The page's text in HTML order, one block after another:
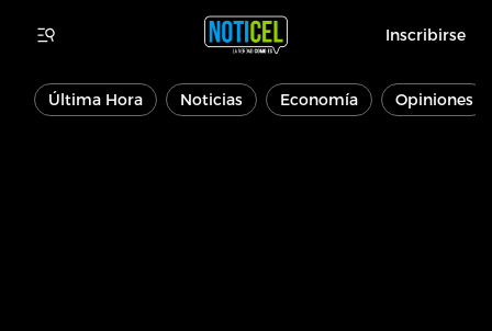
Inscribirse
Última Hora Noticias Economía Opiniones